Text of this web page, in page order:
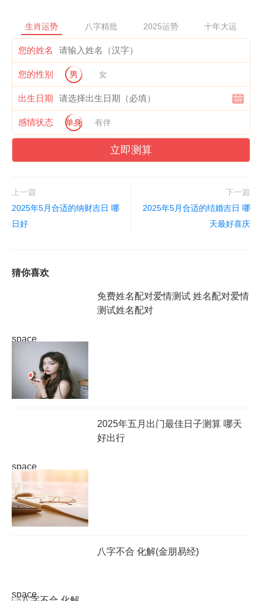
生肖运势 八字精批 2025运势 十年大运
您的姓名
您的性别 男 女
出生日期
感情状态 单身 有伴
立即测算
上一篇
2025年5月合适的纳财吉日 哪
日好
下一篇
2025年5月合适的结婚吉日 哪
天最好喜庆
猜你喜欢
space
免费姓名配对爱情测试 姓名配对爱情
测试姓名配对
space
2025年五月出门最佳日子测算 哪天
好出行
space
八字不合 化解(金朋易经)